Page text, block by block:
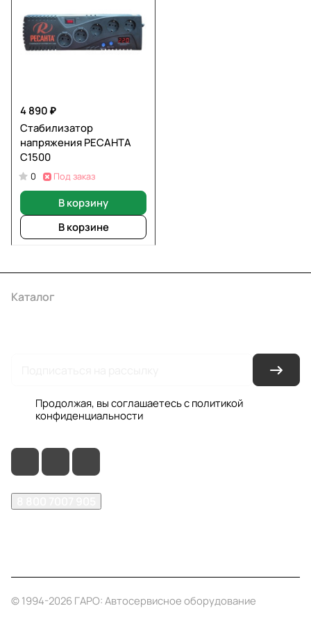
4 890 ₽
Стабилизатор
напряжения РЕСАНТА
С1500
0 Под заказ
В корзину
В корзине
Каталог
Продолжая, вы соглашаетесь с политикой
конфиденциальности
© 1994-2026 ГАРО: Автосервисное оборудование